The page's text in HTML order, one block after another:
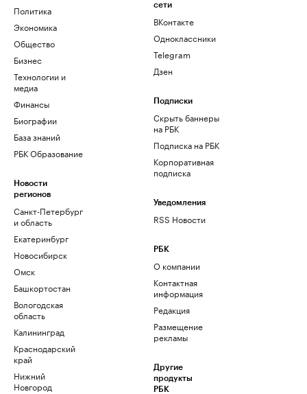
Политика
Экономика
Общество
Бизнес
Технологии и
медиа
Финансы
Биографии
База знаний
РБК Образование
Новости
регионов
Санкт-Петербург
и область
Екатеринбург
Новосибирск
Омск
Башкортостан
Вологодская
область
Калининград
Краснодарский
край
Нижний
Новгород
сети
ВКонтакте
Одноклассники
Telegram
Дзен
Подписки
Скрыть баннеры
на РБК
Подписка на РБК
Корпоративная
подписка
Уведомления
RSS Новости
РБК
О компании
Контактная
информация
Редакция
Размещение
рекламы
Другие
продукты
РБК